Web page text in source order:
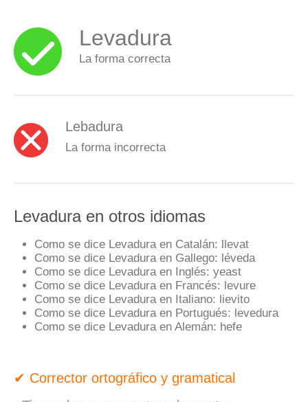
Levadura
La forma correcta
Lebadura
La forma incorrecta
Levadura en otros idiomas
Como se dice Levadura en Catalán: llevat
Como se dice Levadura en Gallego: léveda
Como se dice Levadura en Inglés: yeast
Como se dice Levadura en Francés: levure
Como se dice Levadura en Italiano: lievito
Como se dice Levadura en Portugués: levedura
Como se dice Levadura en Alemán: hefe
✔ Corrector ortográfico y gramatical